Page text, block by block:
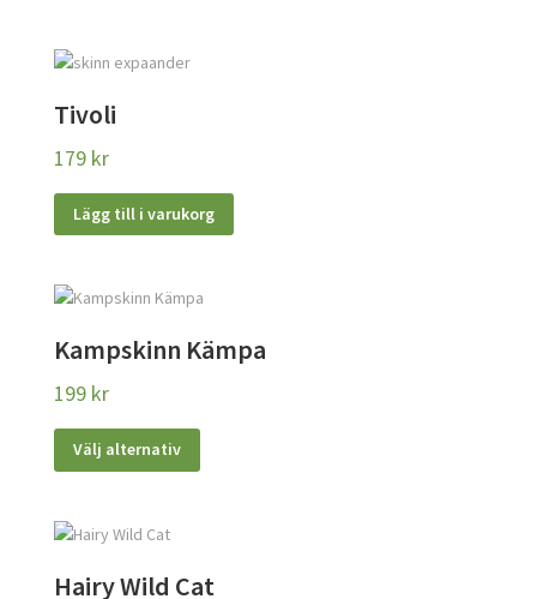
Tivoli
179 kr
Lägg till i varukorg
Kampskinn Kämpa
199 kr
Välj alternativ
Den
produkten
De
Hairy Wild Cat